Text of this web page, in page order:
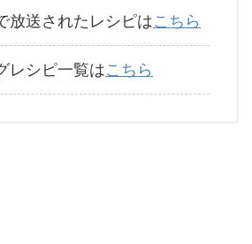
放送されたレシピはこちら
レシピ一覧はこちら